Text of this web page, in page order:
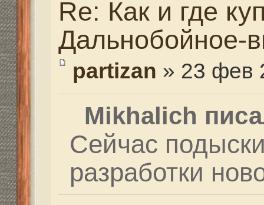
У меня в друзьях, в
старой странице,
из люминия делали
приклады и цевья на
карабины. Мне они
были... После того,
страничку, они
Попробую их
обещаю... Люди